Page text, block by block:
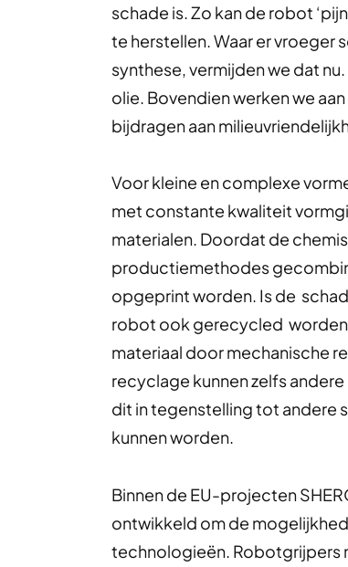
schade is. Zo kan de robot
te herstellen. Waar er
synthese, vermijden we dat
olie. Bovendien werken we
bijdragen aan
Voor kleine en complexe
met constante kwaliteit
materialen. Doordat de
productiemethodes
opgeprint worden. Is de
robot ook gerecycled worden.
materiaal door mechanische
recyclage kunnen zelfs
dit in tegenstelling tot andere
kunnen worden.
Binnen de EU-projecten
ontwikkeld om de
technologieën. Robotgrijpers